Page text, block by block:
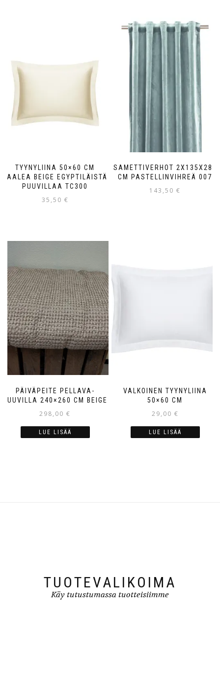
TYYNYLIINA 50×60 CM
VAALEA BEIGE EGYPTILÄISTÄ
PUUVILLAA TC300
35,50 €
SAMETTIVERHOT 2X135X280
CM PASTELLINVIHREÄ 007
143,50 €
PÄIVÄPEITE PELLAVA-
PUUVILLA 240×260 CM BEIGE
298,00 €
LUE LISÄÄ
VALKOINEN TYYNYLIINA
50×60 CM
29,00 €
LUE LISÄÄ
TUOTEVALIKOIMA
Käy tutustumassa tuotteisiimme